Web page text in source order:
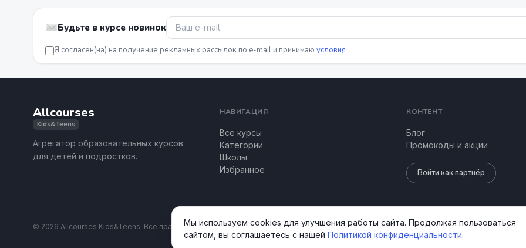
Будьте в курсе новинок
Я согласен(на) на получение рекламных рассылок по e-mail и принимаю условия
Allcourses
Kids&Teens
Агрегатор образовательных курсов
для детей и подростков.
НАВИГАЦИЯ
Все курсы
Категории
Школы
Избранное
КОНТЕНТ
Блог
Промокоды и акции
Войти как партнёр
© 2026 Allcourses Kids&Teens. Все права защищены.Мы используем cookies для улучшения работы сайта. Продолжая пользоваться
сайтом, вы соглашаетесь с нашей Политикой конфиденциальности.